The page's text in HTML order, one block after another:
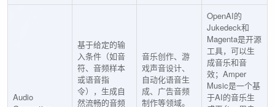
Audio
基于给定的输
入条件（如音
符、音频样本
或语音指
令），生成自
然流畅的音频
音乐创作、游
戏声音设计、
自动化语音生
成、广告音频
制作等领域。
OpenAI的
Jukedeck和
Magenta是开源
工具，可以生
成音乐和音
效；Amper
Music是一个基
于AI的音乐生